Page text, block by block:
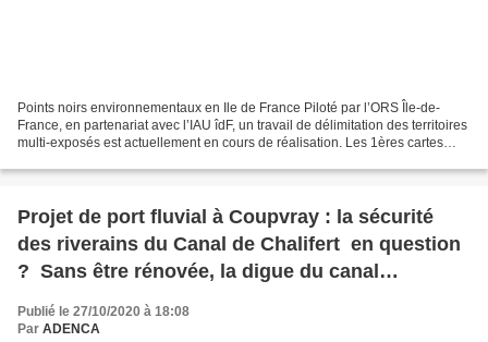
Points noirs environnementaux en Ile de France Piloté par l’ORS Île-de-
France, en partenariat avec l’IAU îdF, un travail de délimitation des territoires
multi-exposés est actuellement en cours de réalisation. Les 1ères cartes
Projet de port fluvial à Coupvray : la sécurité
des riverains du Canal de Chalifert en question
? Sans être rénovée, la digue du canal
supportera-t-elle les travaux et un trafic
supplémentaire de bateaux ?
Publié le 27/10/2020 à 18:08
Par ADENCA